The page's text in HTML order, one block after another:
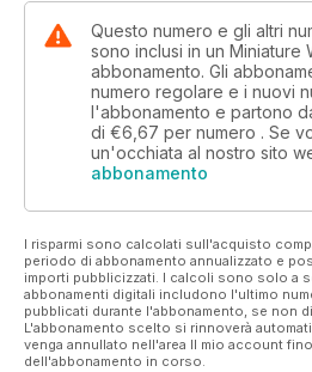
Renew your old terrain
Questo numero e gli altri
sono inclusi in un Miniature
abbonamento. Gli
numero regolare e i nuovi
l'abbonamento e partono
di €6,67 per numero . Se
un'occhiata al nostro sito
abbonamento
I risparmi sono calcolati sull'acquisto
periodo di abbonamento annualizzato e
importi pubblicizzati. I calcoli sono solo a
abbonamenti digitali includono l'ultimo
pubblicati durante l'abbonamento, se non
L'abbonamento scelto si rinnoverà
venga annullato nell'area Il mio account
dell'abbonamento in corso.